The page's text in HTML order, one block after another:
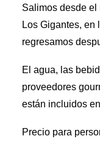
Salimos desde
Los Gigantes, en
regresamos
El agua, las
proveedores
están incluidos
Precio para